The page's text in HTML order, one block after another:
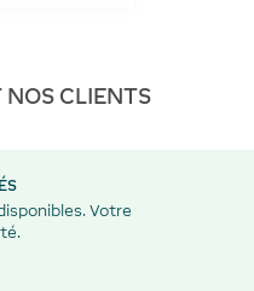
NOS CLIENTS
Votre